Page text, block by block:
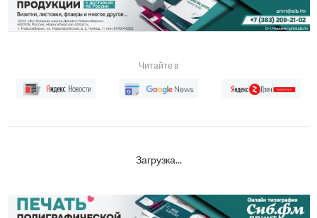
Читайте в
Загрузка...